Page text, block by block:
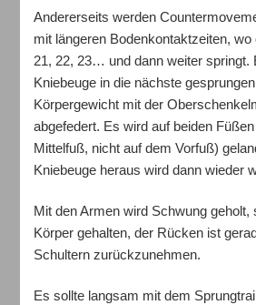
Andererseits werden
mit längeren Bodenkontaktzeiten, wo
21, 22, 23… und dann weiter springt.
Kniebeuge in die nächste
Körpergewicht mit der
abgefedert. Es wird auf beiden
Mittelfuß, nicht auf dem Vorfuß)
Kniebeuge heraus wird dann wieder
Mit den Armen wird Schwung geholt,
Körper gehalten, der Rücken ist
Schultern zurückzunehmen.
Es sollte langsam mit dem